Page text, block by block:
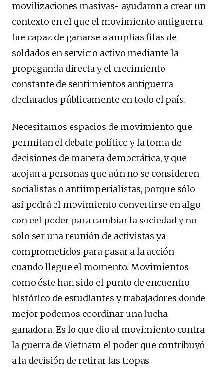
movilizaciones masivas- ayudaron a crear un
contexto en el que el movimiento antiguerra
fue capaz de ganarse a amplias filas de
soldados en servicio activo mediante la
propaganda directa y el crecimiento
constante de sentimientos antiguerra
declarados públicamente en todo el país.
Necesitamos espacios de movimiento que
permitan el debate político y la toma de
decisiones de manera democrática, y que
acojan a personas que aún no se consideren
socialistas o antiimperialistas, porque sólo
así podrá el movimiento convertirse en algo
con eel poder para cambiar la sociedad y no
solo ser una reunión de activistas ya
comprometidos para pasar a la acción
cuando llegue el momento. Movimientos
como éste han sido el punto de encuentro
histórico de estudiantes y trabajadores donde
mejor podemos coordinar una lucha
ganadora. Es lo que dio al movimiento contra
la guerra de Vietnam el poder que contribuyó
a la decisión de retirar las tropas